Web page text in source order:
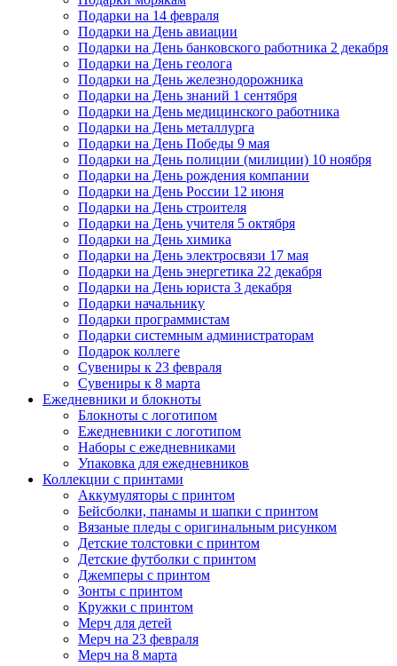
Подарки на 14 февраля
Подарки на День авиации
Подарки на День банковского работника 2 декабря
Подарки на День геолога
Подарки на День железнодорожника
Подарки на День знаний 1 сентября
Подарки на День медицинского работника
Подарки на День металлурга
Подарки на День Победы 9 мая
Подарки на День полиции (милиции) 10 ноября
Подарки на День рождения компании
Подарки на День России 12 июня
Подарки на День строителя
Подарки на День учителя 5 октября
Подарки на День химика
Подарки на День электросвязи 17 мая
Подарки на День энергетика 22 декабря
Подарки на День юриста 3 декабря
Подарки начальнику
Подарки программистам
Подарки системным администраторам
Подарок коллеге
Сувениры к 23 февраля
Сувениры к 8 марта
Ежедневники и блокноты
Блокноты с логотипом
Ежедневники с логотипом
Наборы с ежедневниками
Упаковка для ежедневников
Коллекции с принтами
Аккумуляторы с принтом
Бейсболки, панамы и шапки с принтом
Вязаные пледы с оригинальным рисунком
Детские толстовки с принтом
Детские футболки с принтом
Джемперы с принтом
Зонты с принтом
Кружки с принтом
Мерч для детей
Мерч на 23 февраля
Мерч на 8 марта